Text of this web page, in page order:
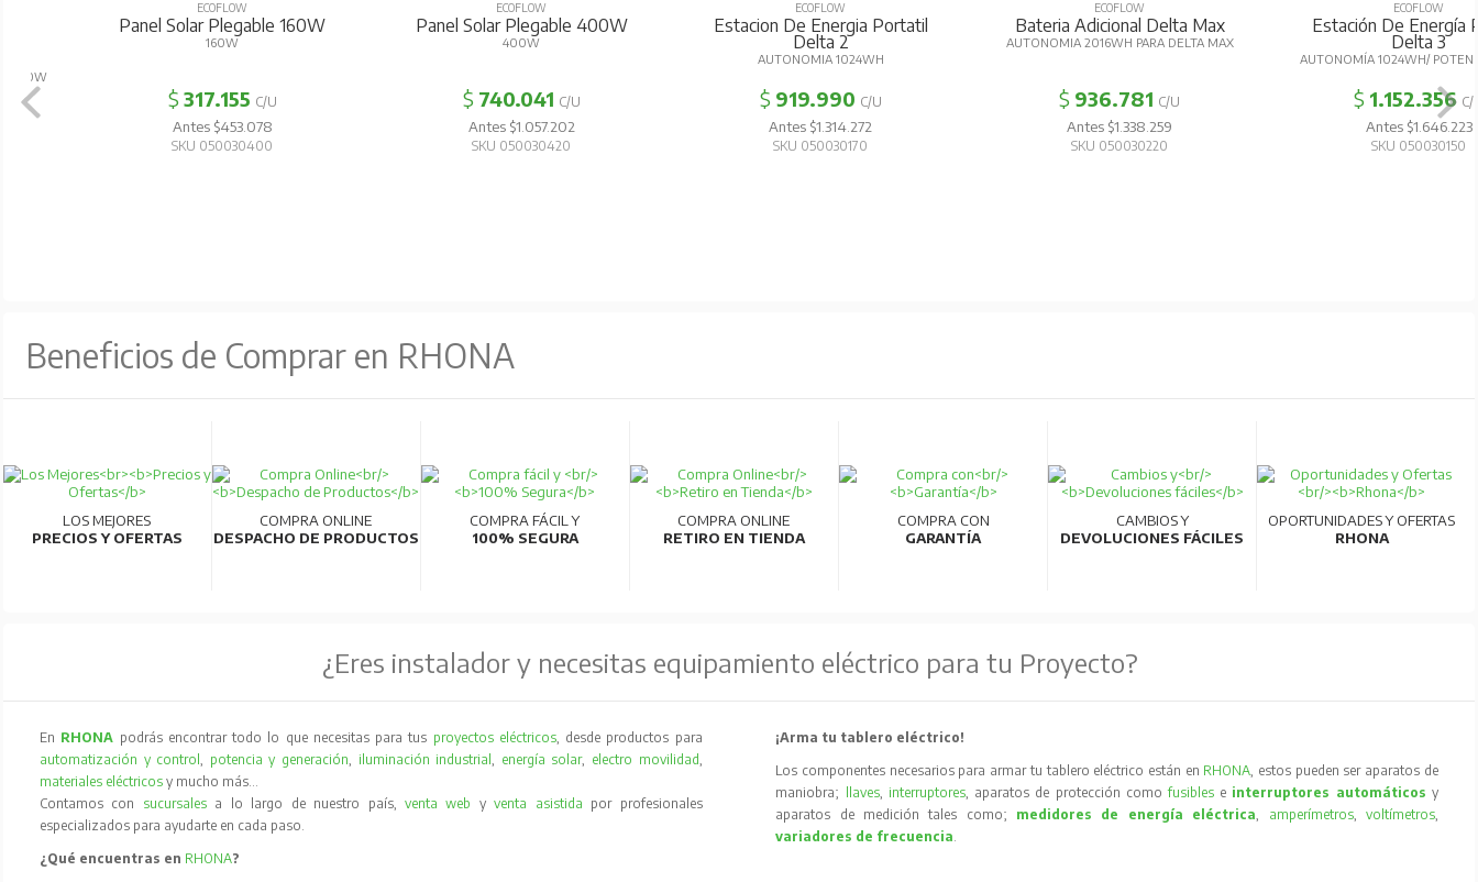
ECOFLOW
Panel Solar Plegable 400W
740.041 C/U
Antes $1.057.202
SKU 050030420
ECOFLOW
Estacion De Energia Portatil
Delta 2
919.990 C/U
Antes $1.314.272
SKU 050030170
ECOFLOW
Bateria Adicional Delta Max
AUTONOMIA 2016WH PARA DELTA MAX
936.781 C/U
Antes $1.338.259
SKU 050030220
ECOFLOW
Estación De Energía Portatil
Delta 3
1.152.356 C/U
Antes $1.646.223
SKU 050030150
ECOFLOW
Panel Solar Plegable 110W
274.866 C/U
Antes $392.665
SKU 050030370
Beneficios de Comprar en RHONA
LOS MEJORES
PRECIOS Y OFERTAS
COMPRA ONLINE
DESPACHO DE PRODUCTOS
COMPRA FÁCIL Y
100% SEGURA
COMPRA ONLINE
RETIRO EN TIENDA
COMPRA CON
GARANTÍA
CAMBIOS Y
DEVOLUCIONES FÁCILES
OPORTUNIDADES Y OFERTAS
RHONA
¿Eres instalador y necesitas equipamiento eléctrico para tu Proyecto?
En RHONA podrás encontrar todo lo que necesitas para tus proyectos eléctricos, desde productos para
automatización y control, potencia y generación, iluminación industrial, energía solar, electro movilidad,
materiales eléctricos y mucho más…
Contamos con sucursales a lo largo de nuestro país, venta web yventa asistida por profesionales
especializados para ayudarte en cada paso.
¿Qué encuentras en RHONA?
¡Arma tu tablero eléctrico!
Los componentes necesarios para armar tu tablero eléctrico están en RHONA, estos pueden ser aparatos de
maniobra;
llaves, interruptores, aparatos de protección comofusibles e interruptores automáticos y
aparatos de medición tales como; medidores de energía eléctrica, amperímetros, voltímetros,
variadores de frecuencia.